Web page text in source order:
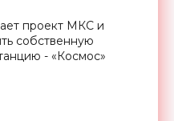
проект МКС и
собственную
- «Космос»